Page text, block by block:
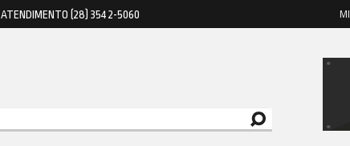
ATENDIMENTO (28) 3542-5060